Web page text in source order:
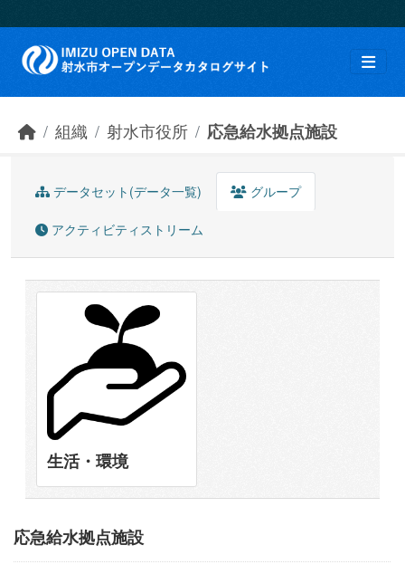
組織 射水市役所 応急給水拠点施設
応急給水拠点施設
データセット(データ一覧) グループ
アクティビティストリーム
生活・環境